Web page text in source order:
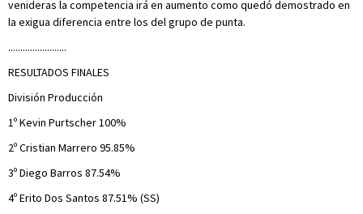
venideras la competencia irá en aumento como quedó demostrado en
la exigua diferencia entre los del grupo de punta.
........................
RESULTADOS FINALES
División Producción
1º Kevin Purtscher 100%
2º Cristian Marrero 95.85%
3º Diego Barros 87.54%
4º Erito Dos Santos 87.51% (SS)